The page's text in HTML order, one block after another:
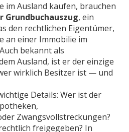
im Ausland kaufen, brauchen
Grundbuchauszug, ein
den rechtlichen Eigentümer,
an einer Immobilie im
bekannt als
Ausland, ist er der einzige
wirklich Besitzer ist — und
Details: Wer ist der
Zwangsvollstreckungen?
freigegeben? In